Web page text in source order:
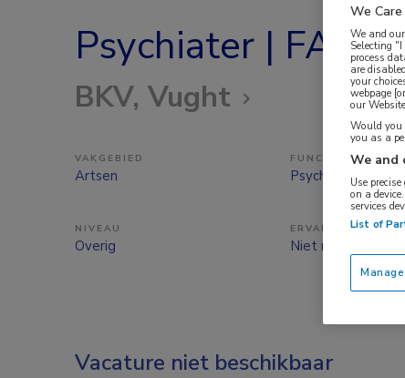
Psychiater |
BKV, Vught
VAKGEBIED
Artsen
FUNCTIE
Psychiater
NIVEAU
Overig
ERVARING
Niet nader bepaald
Vacature niet beschikbaar
We
We and our
Selecting
process
are
your
webpage
our
Would you
you as a
We and
Use
on a
services
List of